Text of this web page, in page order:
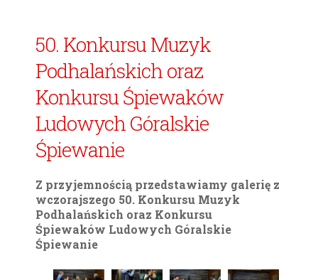
50. Konkursu Muzyk
Podhalańskich oraz
Konkursu Śpiewaków
Ludowych Góralskie
Śpiewanie
Z przyjemnością przedstawiamy galerię z
wczorajszego 50. Konkursu Muzyk
Podhalańskich oraz Konkursu
Śpiewaków Ludowych Góralskie
Śpiewanie